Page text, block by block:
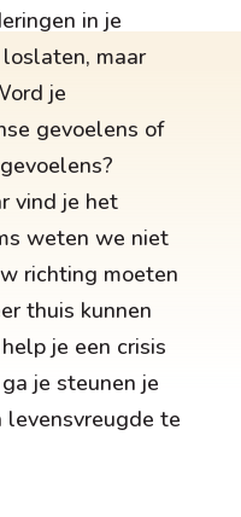
in je
maar
je
gevoelens of
vind je het
weten we niet
richting moeten
thuis kunnen
je een crisis
je steunen je
te